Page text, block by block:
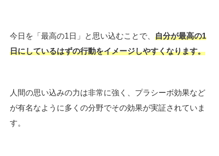
今日を「最高の1日」と思い込むことで、 自分が最高の1
日にしているはずの行動をイメージしやすくなります。
人間の思い込みの力は非常に強く、プラシーボ効果など
が有名なように多くの分野でその効果が実証されていま
す。